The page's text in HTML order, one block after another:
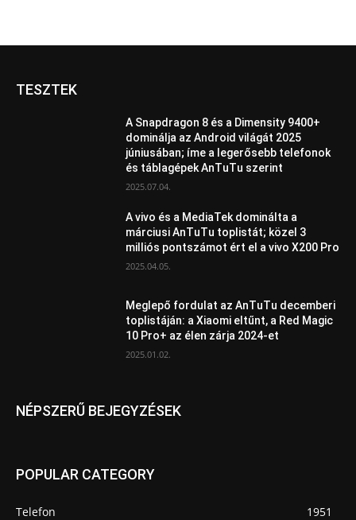
TESZTEK
A Snapdragon 8 és a Dimensity 9400+
dominálja az Android világát 2025
júniusában; íme a legerősebb telefonok
és táblagépek AnTuTu szerint
2025.07.04.
A vivo és a MediaTek dominálta a
márciusi AnTuTu toplistát; közel 3
milliós pontszámot ért el a vivo X200 Pro
2025.04.05.
Meglepő fordulat az AnTuTu decemberi
toplistáján: a Xiaomi eltűnt, a Red Magic
10 Pro+ az élen zárja 2024-et
2025.01.02.
NÉPSZERŰ BEJEGYZÉSEK
POPULAR CATEGORY
Telefon 1951